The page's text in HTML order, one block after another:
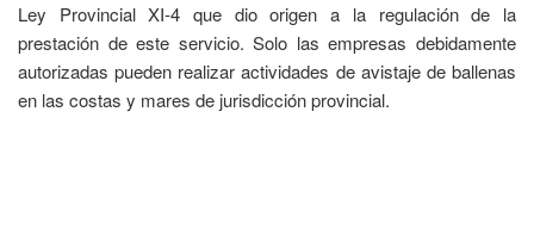
Ley Provincial XI-4 que dio origen a la regulación de la
prestación de este servicio. Solo las empresas debidamente
autorizadas pueden realizar actividades de avistaje de ballenas
en las costas y mares de jurisdicción provincial.